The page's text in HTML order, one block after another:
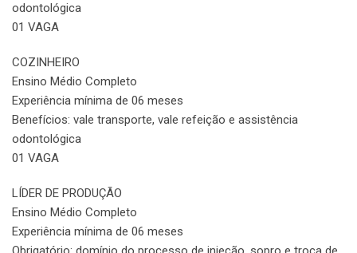
odontológica
01 VAGA
COZINHEIRO
Ensino Médio Completo
Experiência mínima de 06 meses
Benefícios: vale transporte, vale refeição e assistência
odontológica
01 VAGA
LÍDER DE PRODUÇÃO
Ensino Médio Completo
Experiência mínima de 06 meses